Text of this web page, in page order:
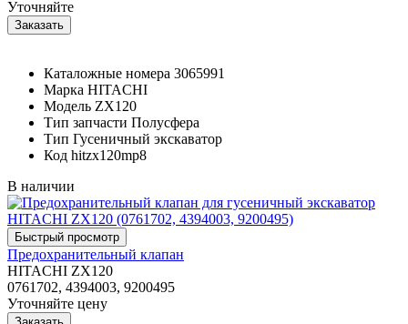
Уточняйте
Каталожные номера 3065991
Марка HITACHI
Модель ZX120
Тип запчасти Полусфера
Тип Гусеничный экскаватор
Код hitzx120mp8
В наличии
Предохранительный клапан
HITACHI ZX120
0761702, 4394003, 9200495
Уточняйте цену